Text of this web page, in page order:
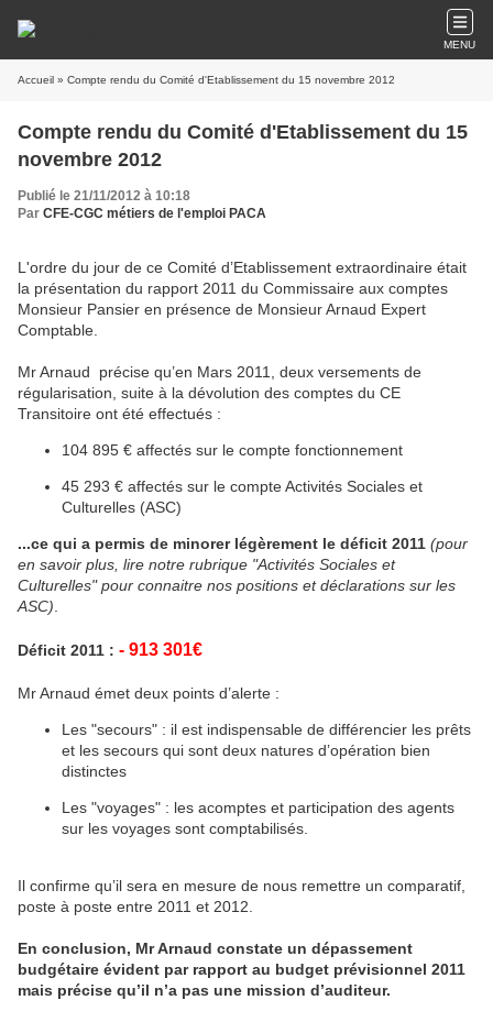
MENU
Accueil » Compte rendu du Comité d'Etablissement du 15 novembre 2012
Compte rendu du Comité d'Etablissement du 15
novembre 2012
Publié le 21/11/2012 à 10:18
Par CFE-CGC métiers de l'emploi PACA
L'ordre du jour de ce Comité d’Etablissement extraordinaire était
la présentation du rapport 2011 du Commissaire aux comptes
Monsieur Pansier en présence de Monsieur Arnaud Expert
Comptable.
Mr Arnaud précise qu’en Mars 2011, deux versements de
régularisation, suite à la dévolution des comptes du CE
Transitoire ont été effectués :
104 895 € affectés sur le compte fonctionnement
45 293 € affectés sur le compte Activités Sociales et
Culturelles (ASC)
...ce qui a permis de minorer légèrement le déficit 2011 (pour
en savoir plus, lire notre rubrique "Activités Sociales et
Culturelles" pour connaitre nos positions et déclarations sur les
ASC)
Déficit 2011 : - 913 301€
Mr Arnaud émet deux points d’alerte :
Les "secours" : il est indispensable de différencier les prêts
et les secours qui sont deux natures d’opération bien
distinctes
Les "voyages" : les acomptes et participation des agents
sur les voyages sont comptabilisés.
Il confirme qu’il sera en mesure de nous remettre un comparatif,
poste à poste entre 2011 et 2012.
En conclusion, Mr Arnaud constate un dépassement
budgétaire évident par rapport au budget prévisionnel 2011
mais précise qu’il n’a pas une mission d’auditeur.